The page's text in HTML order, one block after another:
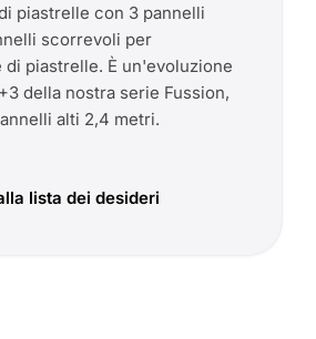
piastrelle con 3 pannelli
scorrevoli per
di piastrelle. È un'evoluzione
della nostra serie Fussion,
alti 2,4 metri.
lista dei desideri